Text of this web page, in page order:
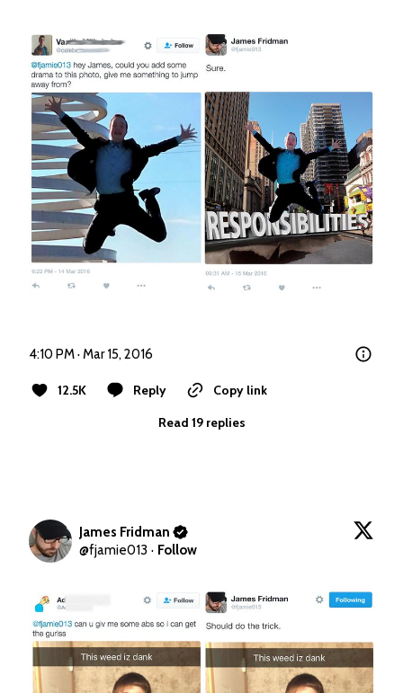
4:10 PM · Mar 15, 2016
12.5K Reply
Copy link
Read 19 replies
James Fridman
@fjamie013 · Follow